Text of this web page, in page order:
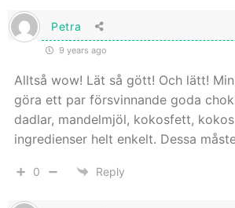
Petra
9 years ago
Alltså wow! Lät så gött! Och lätt!
göra ett par försvinnande goda
dadlar, mandelmjöl, kokosfett,
ingredienser helt enkelt. Dessa
0 Reply